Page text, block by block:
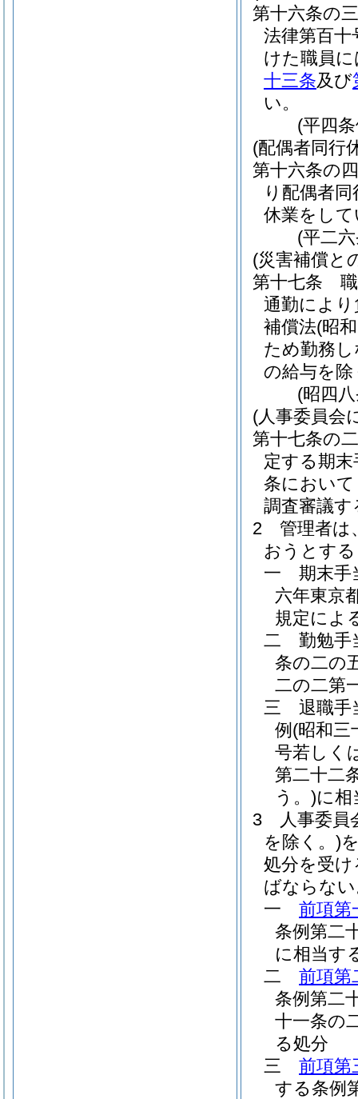
第十六条の三
法律第百十
けた職員
十三条及び
い。
(平四
(配偶者同行
第十六条の四
り配偶者
休業をし
(平二
(災害補償と
第十七条
通勤によ
補償法(昭
ため勤務
の給与を
(昭四
(人事委員会
第十七条の二
定する期
条におい
調査審議す
2
管理者は
おうとす
一
期末手
六年東京
規定によ
二
勤勉手
条の二の
二の二第
三
退職手
例 (昭和三
号若しく
第二十二
う。)に相
3
人事委員
を除く。)
処分を受
ばならな
一
前項第
条例第二
に相当す
二
前項第
条例第二
十一条の
る処分
三
前項第
する条例